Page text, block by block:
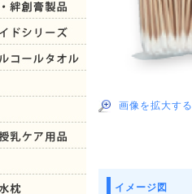
画像を拡大する
イメージ図